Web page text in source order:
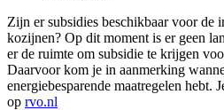
Zijn er subsidies beschikbaar voor de
kozijnen? Op dit moment is er geen
er de ruimte om subsidie te krijgen
Daarvoor kom je in aanmerking
energiebesparende maatregelen hebt.
op rvo.nl